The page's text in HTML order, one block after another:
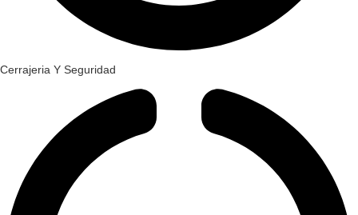
Cerrajeria Y Seguridad